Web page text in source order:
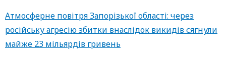
Атмосферне повітря Запорізької області: через
російську агресію збитки внаслідок викидів сягнули
майже 23 мільярдів гривень